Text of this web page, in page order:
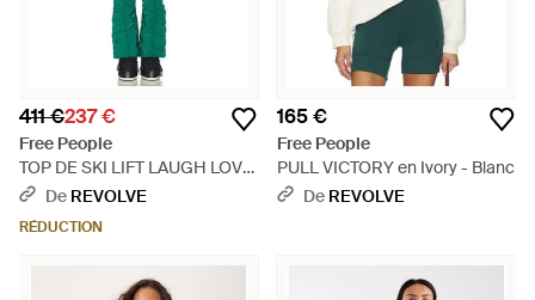
411 €237 €
Free People
TOP DE SKI LIFT LAUGH LOVE
en Green - Vert
De REVOLVE
RÉDUCTION
165 €
Free People
PULL VICTORY en Ivory - Blanc
De REVOLVE